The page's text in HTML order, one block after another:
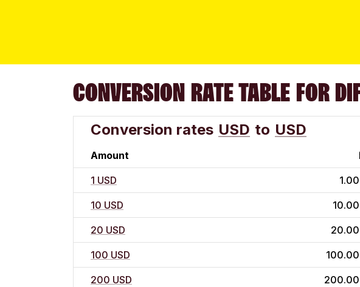
CONVERSION RATE TABLE FOR
Conversion rates USD to USD
Amount
1 USD
10 USD 10.00
20 USD 20.00
100 USD 100.00
200 USD 200.00